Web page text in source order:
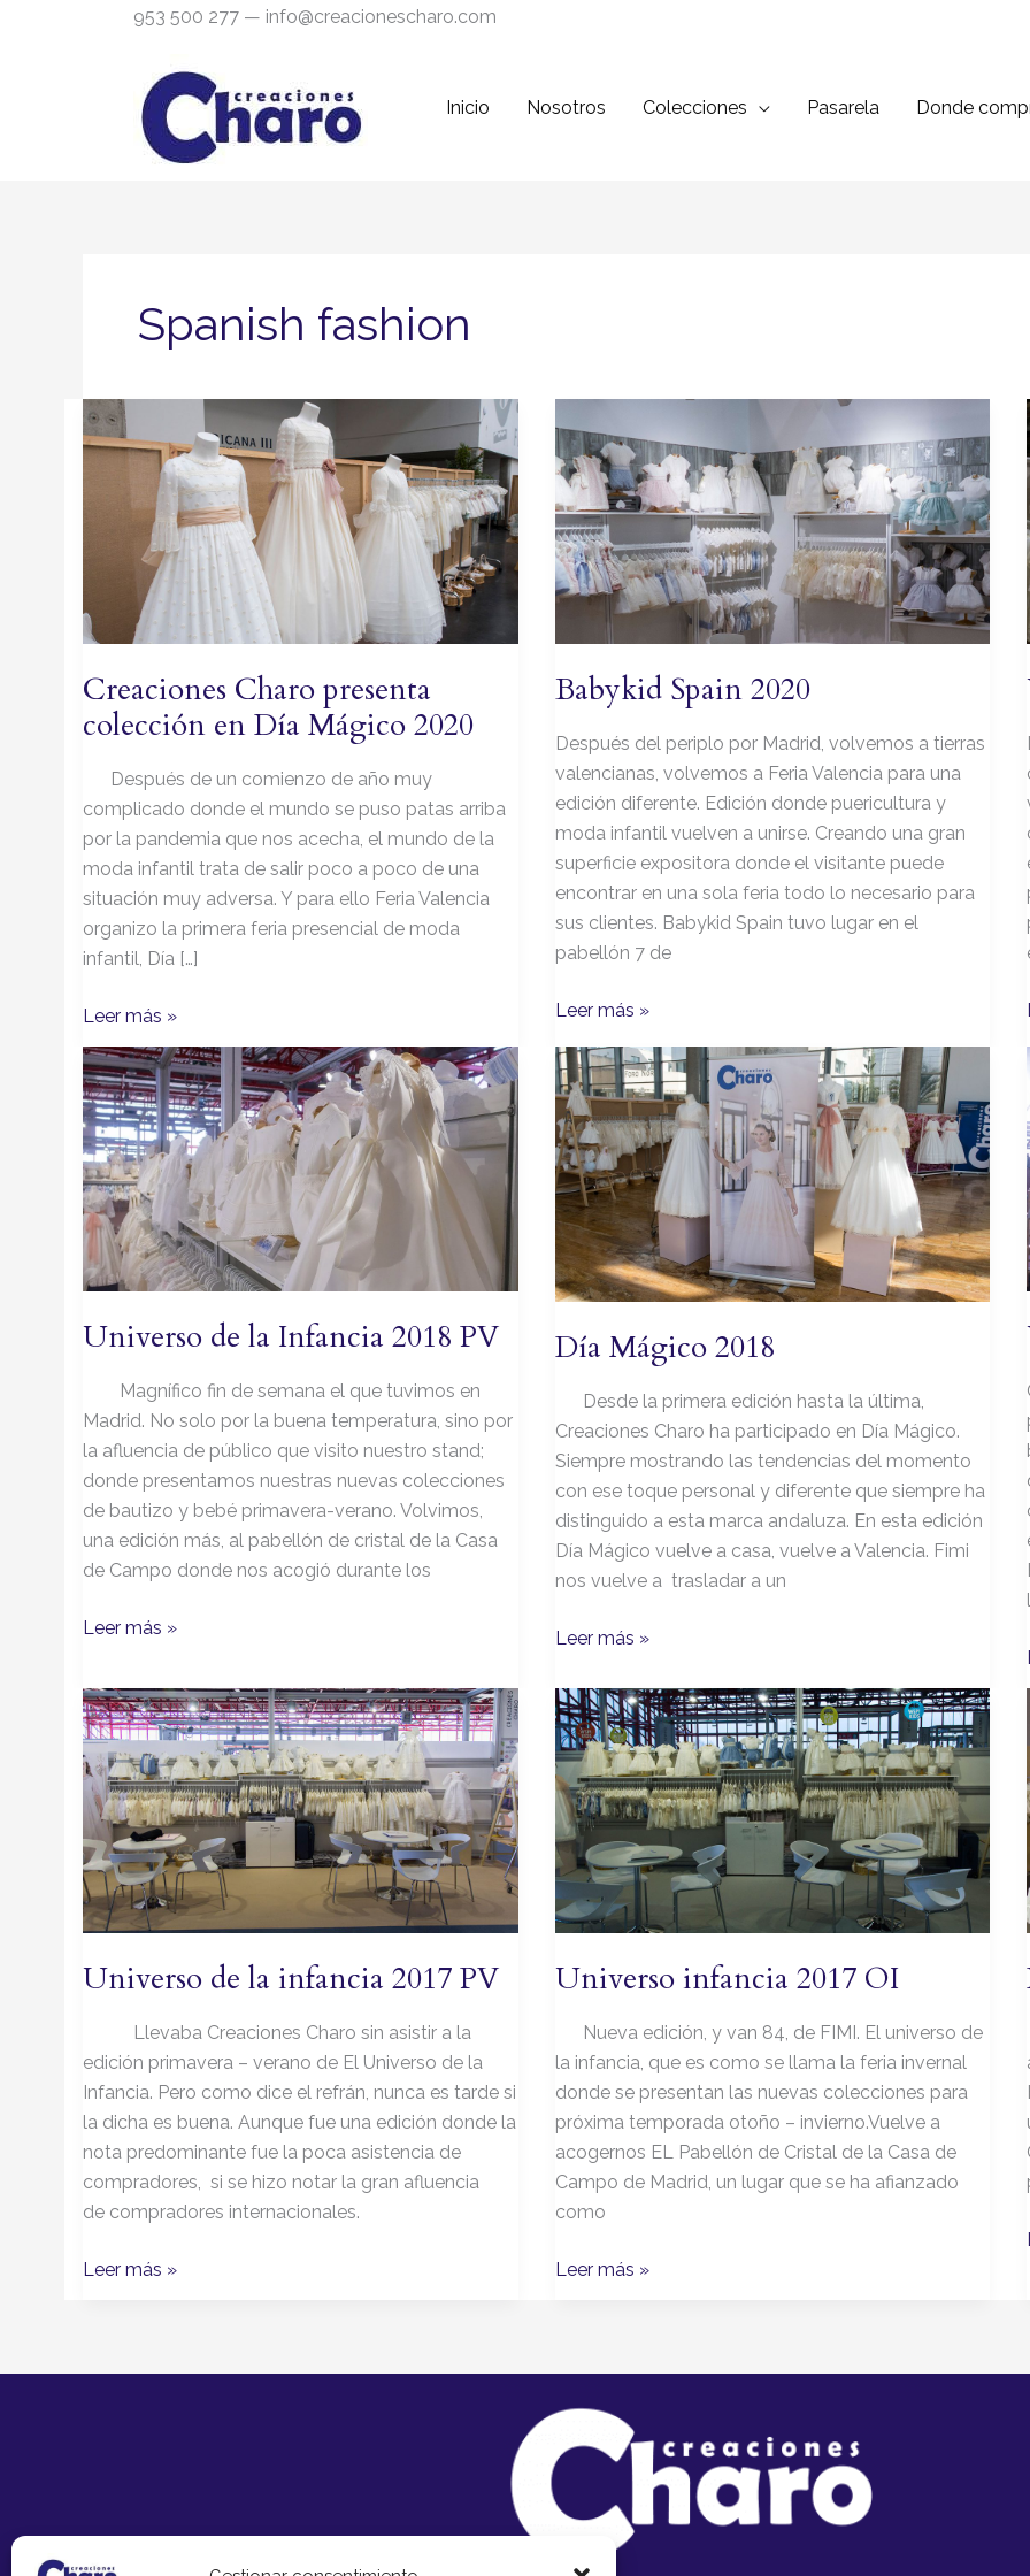
953 500 277 — info@creacionescharo.com
Inicio Nosotros Colecciones Pasarela Donde
Spanish fashion
Creaciones Charo presenta
colección en Día Mágico 2020
Después de un comienzo de año muy
complicado donde el mundo se puso patas arriba
por la pandemia que nos acecha, el mundo de la
moda infantil trata de salir poco a poco de una
situación muy adversa. Y para ello Feria Valencia
organizo la primera feria presencial de moda
infantil, Día […]
Creaciones
Charo
colección
2020
Leer más »
Babykid Spain 2020
Después del periplo por Madrid, volvemos a tierras
valencianas, volvemos a Feria Valencia para una
edición diferente. Edición donde puericultura y
moda infantil vuelven a unirse. Creando una gran
superficie expositora donde el visitante puede
encontrar en una sola feria todo lo necesario para
sus clientes. Babykid Spain tuvo lugar en el
pabellón 7 de
Spain
2020
Leer más »
Universo de la Infancia 2018 PV
Magnífico fin de semana el que tuvimos en
Madrid. No solo por la buena temperatura, sino por
la afluencia de público que visito nuestro stand;
donde presentamos nuestras nuevas colecciones
de bautizo y bebé primavera-verano. Volvimos,
una edición más, al pabellón de cristal de la Casa
de Campo donde nos acogió durante los
Universo
de
la
Infancia
2018
PV
Leer más »
Día Mágico 2018
Desde la primera edición hasta la última,
Creaciones Charo ha participado en Día Mágico.
Siempre mostrando las tendencias del momento
con ese toque personal y diferente que siempre ha
distinguido a esta marca andaluza. En esta edición
Día Mágico vuelve a casa, vuelve a Valencia. Fimi
nos vuelve a trasladar a un
Día
Mágico
2018
Leer más »
Universo de la infancia 2017 PV
Llevaba Creaciones Charo sin asistir a la
edición primavera – verano de El Universo de la
Infancia. Pero como dice el refrán, nunca es tarde si
la dicha es buena. Aunque fue una edición donde la
nota predominante fue la poca asistencia de
compradores, si se hizo notar la gran afluencia
de compradores internacionales.
Universo
de
la
infancia
2017
PV
Leer más »
Universo infancia 2017 OI
Nueva edición, y van 84, de FIMI. El universo de
la infancia, que es como se llama la feria invernal
donde se presentan las nuevas colecciones para
próxima temporada otoño – invierno.Vuelve a
acogernos EL Pabellón de Cristal de la Casa de
Campo de Madrid, un lugar que se ha afianzado
como
Universo
infancia
2017
OI
Leer más »